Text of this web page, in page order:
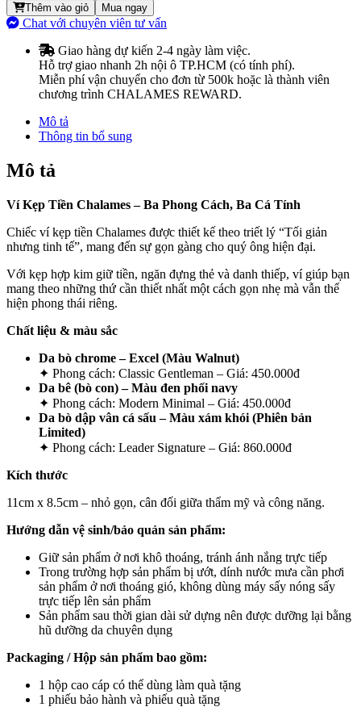
Thêm vào giỏ Mua ngay
Chat với chuyên viên tư vấn
Giao hàng dự kiến 2-4 ngày làm việc.
Hỗ trợ giao nhanh 2h nội ô TP.HCM (có tính phí).
Miễn phí vận chuyển cho đơn từ 500k hoặc là thành viên
chương trình CHALAMES REWARD.
Mô tả
Thông tin bổ sung
Mô tả
Ví Kẹp Tiền Chalames – Ba Phong Cách, Ba Cá Tính
Chiếc ví kẹp tiền Chalames được thiết kế theo triết lý “Tối giản
nhưng tinh tế”, mang đến sự gọn gàng cho quý ông hiện đại.
Với kẹp hợp kim giữ tiền, ngăn đựng thẻ và danh thiếp, ví giúp bạn
mang theo những thứ cần thiết nhất một cách gọn nhẹ mà vẫn thể
hiện phong thái riêng.
Chất liệu & màu sắc
Da bò chrome – Excel (Màu Walnut)
✦ Phong cách: Classic Gentleman – Giá: 450.000đ
Da bê (bò con) – Màu đen phối navy
✦ Phong cách: Modern Minimal – Giá: 450.000đ
Da bò dập vân cá sấu – Màu xám khói (Phiên bản
Limited)
✦ Phong cách: Leader Signature – Giá: 860.000đ
Kích thước
11cm x 8.5cm – nhỏ gọn, cân đối giữa thẩm mỹ và công năng.
Hướng dẫn vệ sinh/bảo quản sản phẩm:
Giữ sản phẩm ở nơi khô thoáng, tránh ánh nắng trực tiếp
Trong trường hợp sản phẩm bị ướt, dính nước mưa cần phơi
sản phẩm ở nơi thoáng gió, không dùng máy sấy nóng sấy
trực tiếp lên sản phẩm
Sản phẩm sau thời gian dài sử dựng nên được dưỡng lại bằng
hũ dưỡng da chuyên dụng
Packaging / Hộp sản phẩm bao gồm:
1 hộp cao cáp có thể dùng làm quà tặng
1 phiếu bảo hành và phiếu quà tặng